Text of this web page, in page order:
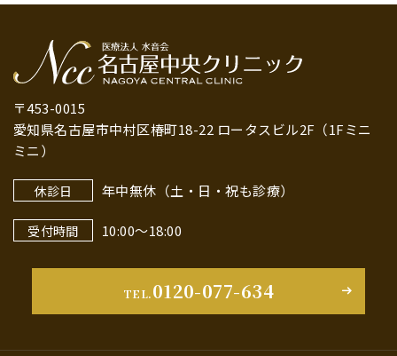
〒453-0015
愛知県名古屋市中村区椿町18-22 ロータスビル2F（1Fミニ
ミニ）
休診日 年中無休（土・日・祝も診療）
受付時間 10:00～18:00
TEL.0120-077-634